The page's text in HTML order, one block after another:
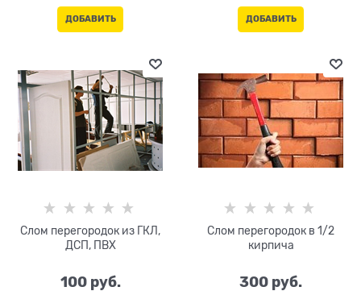
ДОБАВИТЬ ДОБАВИТЬ
Слом перегородок из ГКЛ,
ДСП, ПВХ
100 руб.
Слом перегородок в 1/2
кирпича
300 руб.